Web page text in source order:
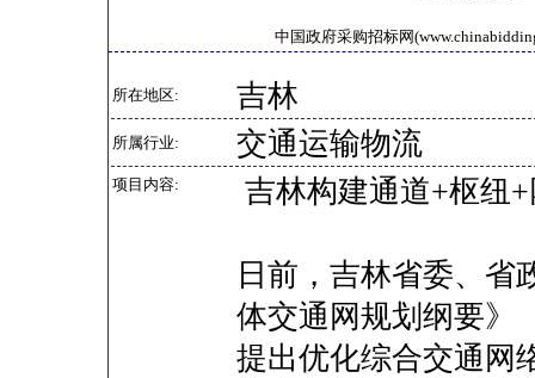
中国政府采购招标网
所在地区: 吉林
所属行业: 交通运输物流
项目内容: 吉林构建通道+枢纽
日前，吉林省委、省
体交通网规划纲要》
提出优化综合交通网